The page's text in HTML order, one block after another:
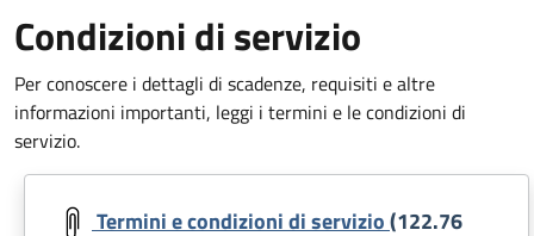
Condizioni di servizio
Per conoscere i dettagli di scadenze, requisiti e altre
informazioni importanti, leggi i termini e le condizioni di
servizio.
Document
Termini e condizioni di servizio(122.76